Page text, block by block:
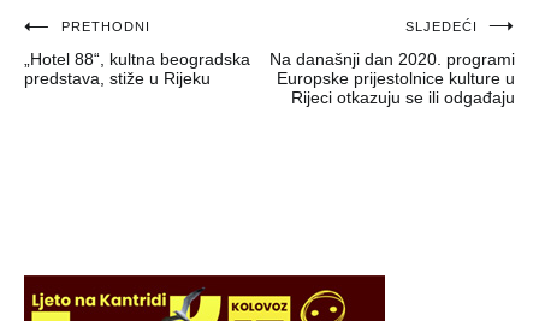
Navigacija
objava
PRETHODNI
„Hotel 88“, kultna beogradska
predstava, stiže u Rijeku
SLJEDEĆI
Na današnji dan 2020. programi
Europske prijestolnice kulture u
Rijeci otkazuju se ili odgađaju